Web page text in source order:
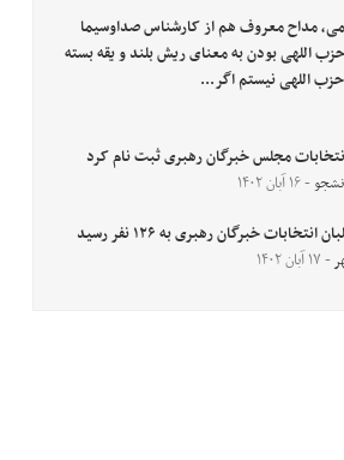
مداح معروف هم از کارشناس صداوسیما
اللهی بودن به معنای ریش بلند و یقه بسته
اللهی نیستم اگر...
مجلس خبرگان رهبری ثبت نام کرد
- ۱۶ آبان ۱۴۰۲
خبرگان رهبری به ۱۲۶ نفر رسید
- ۱۷ آبان ۱۴۰۲